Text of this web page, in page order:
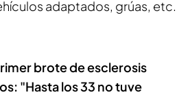
adaptados, grúas, etc.
brote de esclerosis
"Hasta los 33 no tuve